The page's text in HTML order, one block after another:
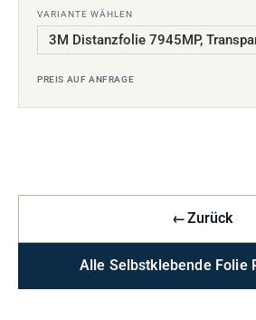
VARIANTE WÄHLEN
PREIS AUF ANFRAGE
←Zurück
Alle Selbstklebende Folie